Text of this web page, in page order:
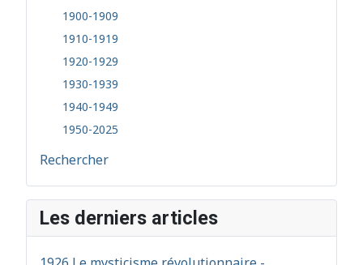
1900-1909
1910-1919
1920-1929
1930-1939
1940-1949
1950-2025
Rechercher
Les derniers articles